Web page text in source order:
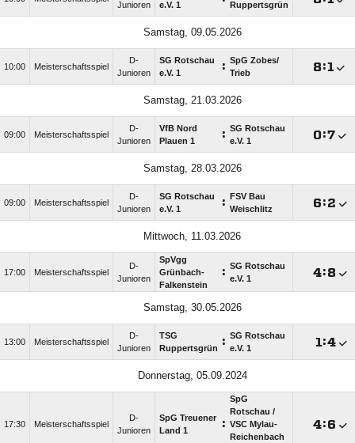
Junioren
e.V. 1
Ruppertsgrün
Samstag, 09.05.2026
10:00 Meisterschaftsspiel
D-
Junioren
SG Rotschau
e.V. 1
: SpG Zobes/​
Trieb
:
Samstag, 21.03.2026
09:00 Meisterschaftsspiel
D-
Junioren
VfB Nord
Plauen 1
: SG Rotschau
e.V. 1
:
Samstag, 28.03.2026
09:00 Meisterschaftsspiel
D-
Junioren
SG Rotschau
e.V. 1
:
FSV Bau
Weischlitz
:
Mittwoch, 11.03.2026
17:00 Meisterschaftsspiel
D-
Junioren
SpVgg
Grünbach-
Falkenstein
: SG Rotschau
e.V. 1
:
Samstag, 30.05.2026
13:00 Meisterschaftsspiel
D-
Junioren
TSG
Ruppertsgrün : SG Rotschau
e.V. 1
:
Donnerstag, 05.09.2024
17:30 Meisterschaftsspiel
D-
Junioren
SpG Treuener
Land 1
:
SpG
Rotschau /​
VSC Mylau-
Reichenbach
: